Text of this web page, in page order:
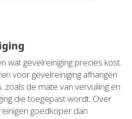
wat gevelreiniging precies kost.
voor gevelreiniging afhangen
zoals de mate van vervuiling en
die toegepast wordt. Over
goedkoper dan